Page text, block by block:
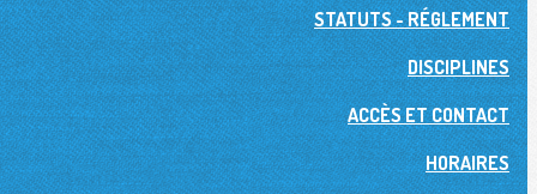
STATUTS - RÉGLEMENT
DISCIPLINES
ACCÈS ET CONTACT
HORAIRES